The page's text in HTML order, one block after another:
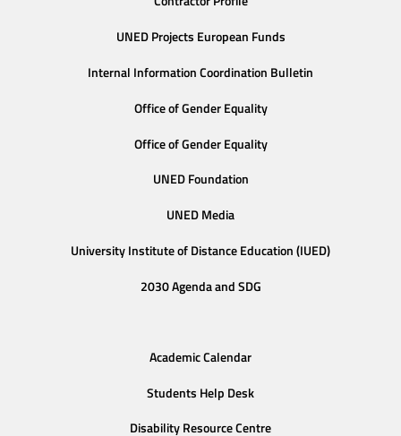
UNED Projects European Funds
Internal Information Coordination Bulletin
Office of Gender Equality
Office of Gender Equality
UNED Foundation
UNED Media
University Institute of Distance Education (IUED)
2030 Agenda and SDG
Academic Calendar
Students Help Desk
Disability Resource Centre